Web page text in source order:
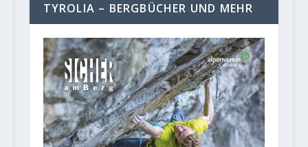
TYROLIA – BERGBÜCHER UND MEHR